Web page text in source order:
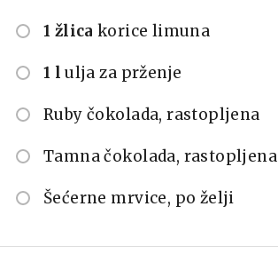
1 žlica korice limuna
1 l ulja za prženje
Ruby čokolada, rastopljena
Tamna čokolada, rastopljena
Šećerne mrvice, po želji